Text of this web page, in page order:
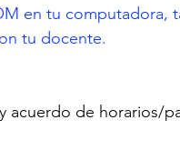
en tu computadora,
tu docente.
acuerdo de horarios/